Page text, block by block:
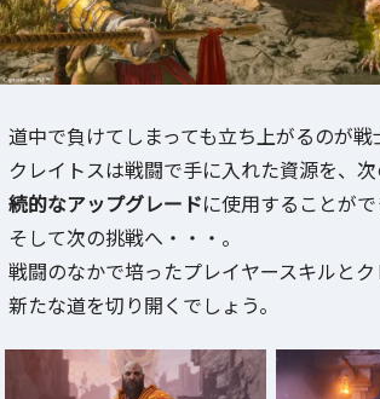
道中で負けてしまっても立ち上がるのが戦
クレイトスは戦闘で手に入れた資源を、
続的なアップグレードに使用することがで
そして次の挑戦へ・・・。
戦闘のなかで培ったプレイヤースキルと
新たな道を切り開くでしょう。